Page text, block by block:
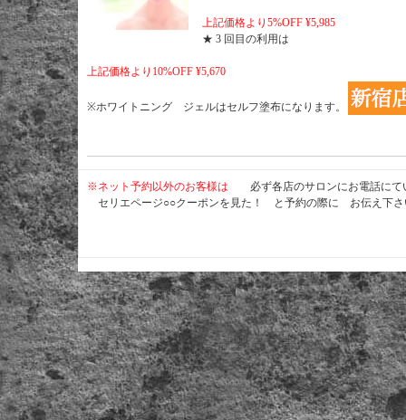
上記価格より5%OFF ¥5,985
★ 3 回目の利用は
上記価格より10%OFF ¥5,670
※ホワイトニング ジェルはセルフ塗布になります。
※ネット予約以外のお客様は
必ず各店のサロンにお電話に
セリエページ○○クーポンを見た！ と予約の際に お伝え下さ